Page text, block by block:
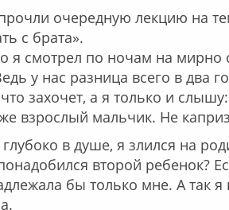
очередную лекцию на
с брата».
я смотрел по ночам на
у нас разница всего в два
захочет, а я только и слышу:
взрослый мальчик. Не
в душе, я злился на
второй ребенок?
бы только мне. А так я